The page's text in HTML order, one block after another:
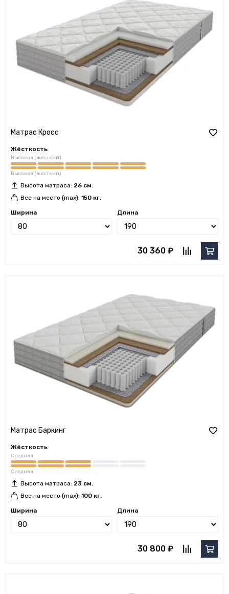
Матрас Кросс
Жёсткость
Высокая (жесткий)
Высокая (жесткий)
Высота матраса: 26 см.
Вес на место (max): 150 кг.
Ширина Длина
30 360 ₽
Матрас Баркинг
Жёсткость
Средняя
Средняя
Высота матраса: 23 см.
Вес на место (max): 100 кг.
Ширина Длина
30 800 ₽